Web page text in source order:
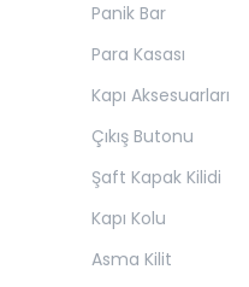
Panik Bar
Para Kasası
Kapı Aksesuarları
Çıkış Butonu
Şaft Kapak Kilidi
Kapı Kolu
Asma Kilit